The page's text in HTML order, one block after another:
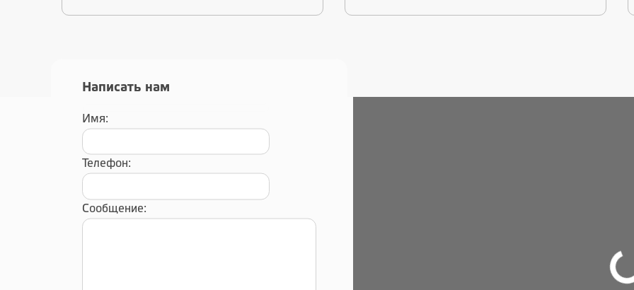
Написать нам
Имя:
Телефон:
Сообщение: